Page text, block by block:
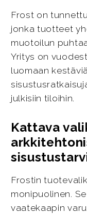
Frost on
jonka tuotteet
muotoilun
Yritys on
luomaan
julkisiin tiloihin.
Kattava
Frostin
monipuolinen.
vaatekaapin